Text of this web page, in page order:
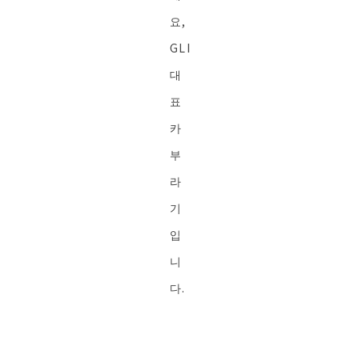
요,
GLI
대
표
카
부
라
기
입
니
다.